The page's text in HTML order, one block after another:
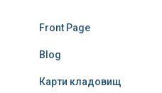
Front Page
Blog
Карти кладовищ